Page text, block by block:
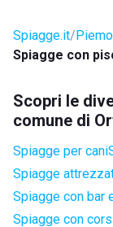
Spiagge.it
Spiagge con
Scopri le
comune di
Spiagge per cani
Spiagge
Spiagge con bar
Spiagge con